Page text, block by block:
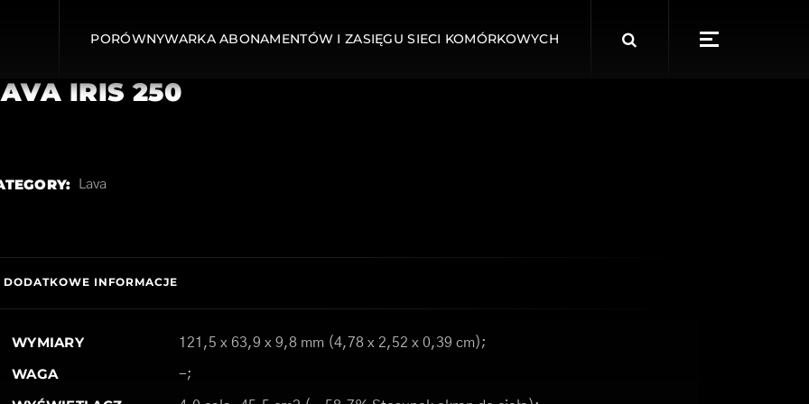
PORÓWNYWARKA ABONAMENTÓW I ZASIĘGU SIECI KOMÓRKOWYCH
for:
IRIS 250
Lava
DODATKOWE INFORMACJE
WYMIARY 121,5 x 63,9 x 9,8 mm (4,78 x 2,52 x 0,39 cm);
WAGA -;